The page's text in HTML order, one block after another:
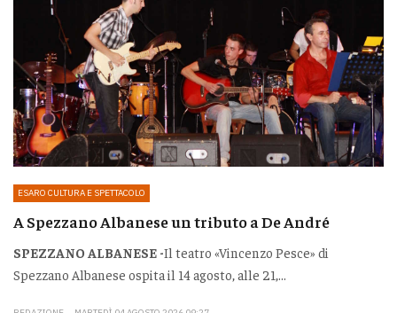
ESARO CULTURA E SPETTACOLO
A Spezzano Albanese un tributo a De André
SPEZZANO ALBANESE -Il teatro «Vincenzo Pesce» di
Spezzano Albanese ospita il 14 agosto, alle 21,...